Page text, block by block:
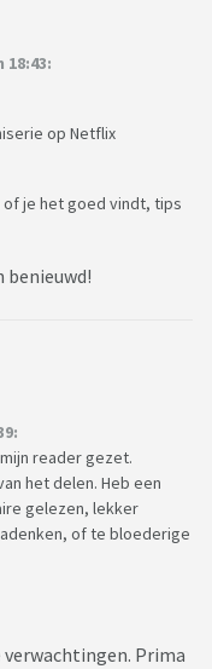
18:43:
op Netflix
of je het goed vindt, tips
benieuwd!
reader gezet.
het delen. Heb een
gelezen, lekker
of te bloederige
verwachtingen. Prima